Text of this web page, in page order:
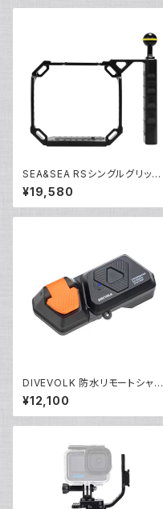
SEA&SEA RSシングルグリップ
セット [22520/22521]
¥19,580
DIVEVOLK 防水リモートシャッ
ター [21691]
¥12,100